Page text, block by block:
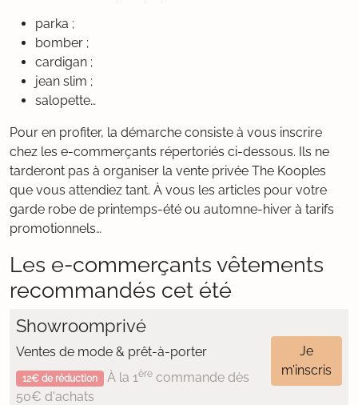
parka ;
bomber ;
cardigan ;
jean slim ;
salopette…
Pour en profiter, la démarche consiste à vous inscrire
chez les e-commerçants répertoriés ci-dessous. Ils ne
tarderont pas à organiser la vente privée The Kooples
que vous attendiez tant. À vous les articles pour votre
garde robe de printemps-été ou automne-hiver à tarifs
promotionnels…
Les e-commerçants vêtements
recommandés cet été
Showroomprivé
Ventes de mode & prêt-à-porter
12€ de réduction À la 1èrecommande dès
50€ d'achats
Je
m’inscris